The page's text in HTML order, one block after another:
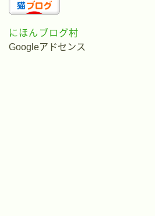
にほんブログ村
Googleアドセンス